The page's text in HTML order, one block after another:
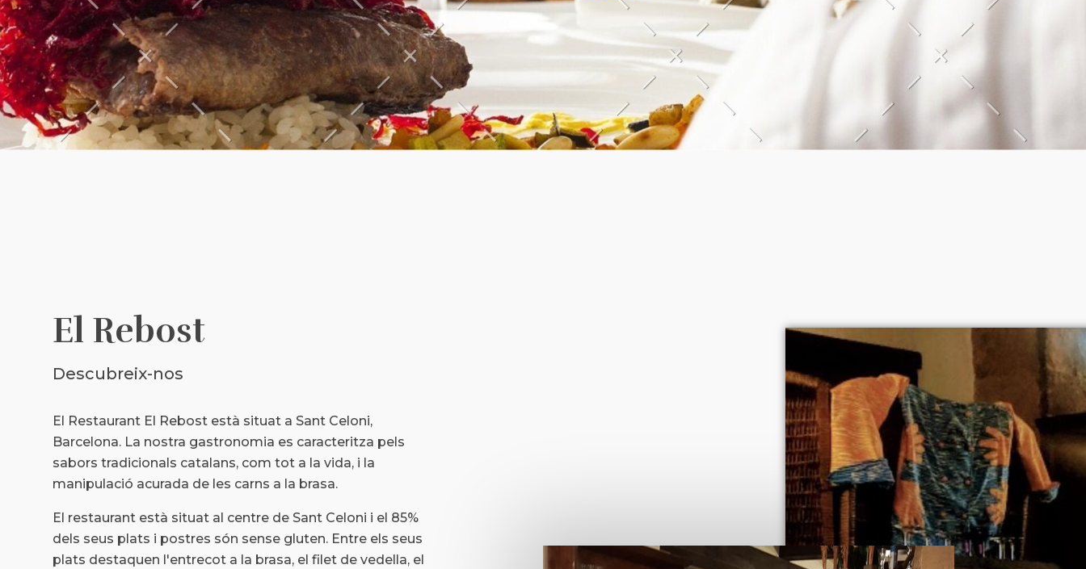
El Rebost
Descubreix-nos
El Restaurant El Rebost està situat a Sant Celoni,
Barcelona. La nostra gastronomia es caracteritza pels
sabors tradicionals catalans, com tot a la vida, i la
manipulació acurada de les carns a la brasa.
El restaurant està situat al centre de Sant Celoni i el 85%
dels seus plats i postres són sense gluten. Entre els seus
plats destaquen l'entrecot a la brasa, el filet de vedella, el